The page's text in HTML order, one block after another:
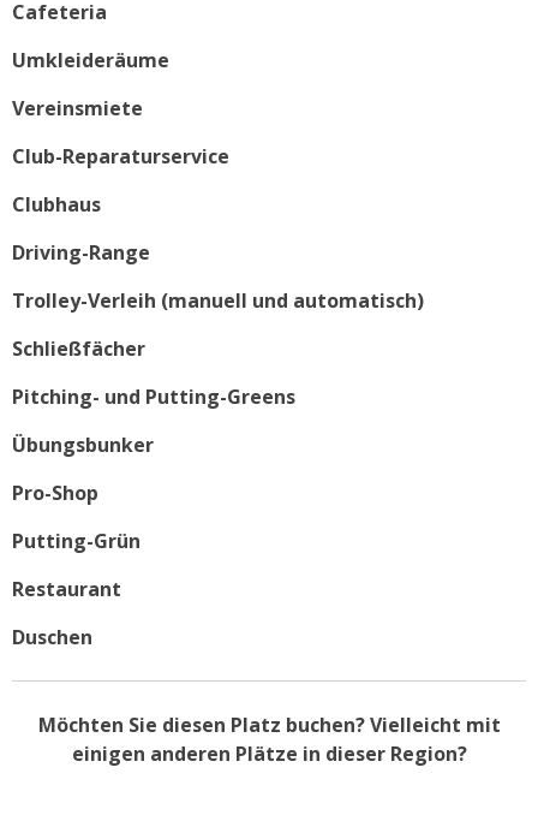
Cafeteria
Umkleideräume
Vereinsmiete
Club-Reparaturservice
Clubhaus
Driving-Range
Trolley-Verleih (manuell und automatisch)
Schließfächer
Pitching- und Putting-Greens
Übungsbunker
Pro-Shop
Putting-Grün
Restaurant
Duschen
Möchten Sie diesen Platz buchen? Vielleicht mit
einigen anderen Plätze in dieser Region?